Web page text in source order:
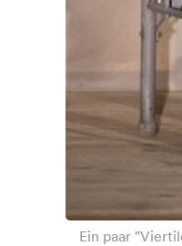
Ein paar